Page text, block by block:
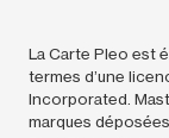
La Carte Pleo est
termes d’une
Incorporated.
marques